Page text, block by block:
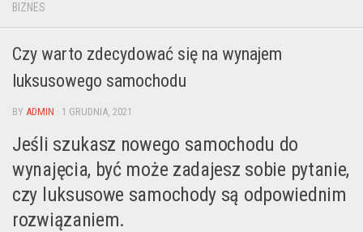
BIZNES
Czy warto zdecydować się na wynajem
luksusowego samochodu
BY ADMIN · 1 GRUDNIA, 2021
Jeśli szukasz nowego samochodu do
wynajęcia, być może zadajesz sobie pytanie,
czy luksusowe samochody są odpowiednim
rozwiązaniem.